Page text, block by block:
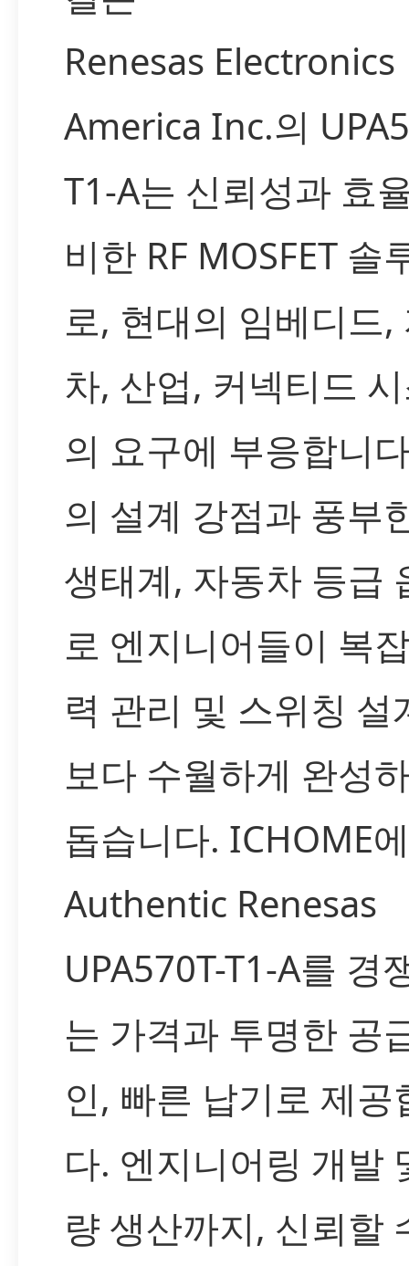
Renesas Electronics
America Inc.의
T1-A는 신뢰성과 효
비한 RF MOSFET 솔
로, 현대의 임베디드,
차, 산업, 커넥티드
의 요구에 부응합니
의 설계 강점과 풍부
생태계, 자동차 등급
로 엔지니어들이 복
력 관리 및 스위칭 설
보다 수월하게 완성
돕습니다. ICHOME
Authentic Renesas
UPA570T-T1-A를 경
는 가격과 투명한 공
인, 빠른 납기로 제공
다. 엔지니어링 개발
량 생산까지, 신뢰할